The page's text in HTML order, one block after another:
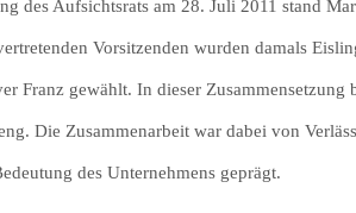
des Aufsichtsrats am 28. Juli 2011 stand
Vorsitzenden wurden damals
Franz gewählt. In dieser
Die Zusammenarbeit war dabei von
des Unternehmens geprägt.